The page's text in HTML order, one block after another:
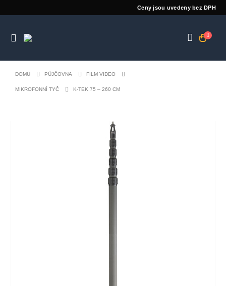
Ceny jsou uvedeny bez DPH
DOMŮ PŮJČOVNA FILM VIDEO
MIKROFONNÍ TYČ K-TEK 75 – 260 CM